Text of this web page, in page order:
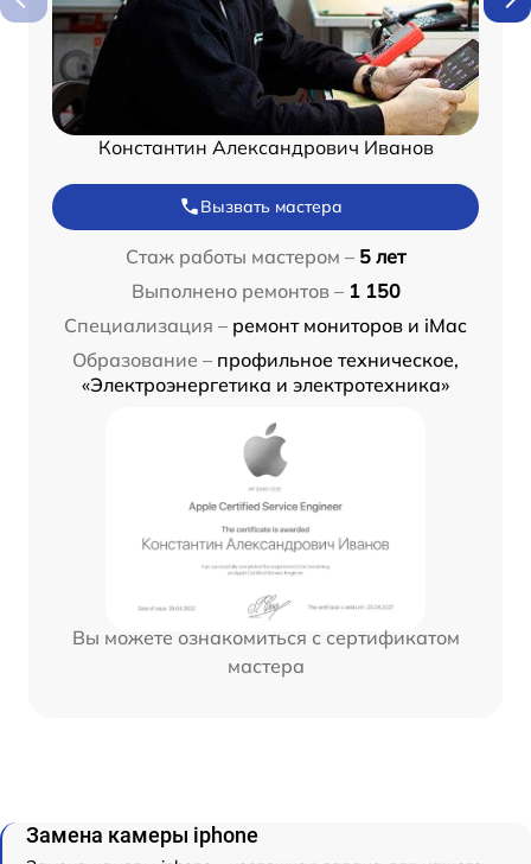
Константин Александрович Иванов
Вызвать мастера
Стаж работы мастером – 5 лет
Выполнено ремонтов – 1 150
Специализация – ремонт мониторов и iMac
Образование – профильное техническое,
«Электроэнергетика и электротехника»
Вы можете ознакомиться с сертификатом
мастера
Замена камеры iphone